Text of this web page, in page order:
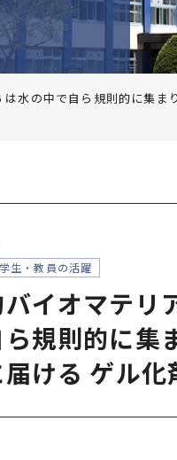
水の中で自ら規則的に集
学生・教員の活躍
イオマテリ
ら規則的に集
ける ゲル